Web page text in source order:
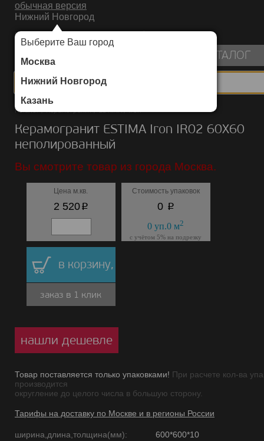
обычная версия
Нижний Новгород
Выберите Ваш город
Москва
Нижний Новгород
Казань
ИНТЕРНЕТ-МАГАЗИН НАПОЛЬНЫХ ПОКРЫТИЙ
КАТАЛОГ
Каталог/Керамогранит/ESTIMA/Iron
Керамогранит ESTIMA Iron IR02 60X60
неполированный
Вы смотрите товар из города Москва.
Цена м.кв.
2 520p
Стоимость упаковок
0 p
0 уп.0 м2
с учётом 5% на подрезку
в корзину,
заказ в 1 клик
нашли дешевле
Товар поставляется только упаковками! При расчете кол-ва
производится
округление до целого числа в большую сторону.
Тарифы на доставку по Москве и в регионы России
ширина,длина,толщина(мм):
600*600*10